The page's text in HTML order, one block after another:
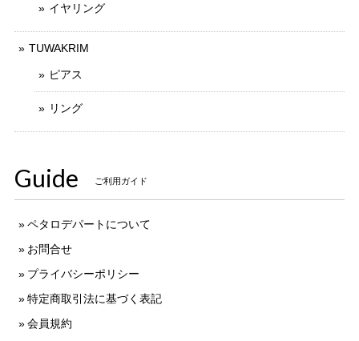
イヤリング
TUWAKRIM
ピアス
リング
Guide ご利用ガイド
ペタロデパートについて
お問合せ
プライバシーポリシー
特定商取引法に基づく表記
会員規約